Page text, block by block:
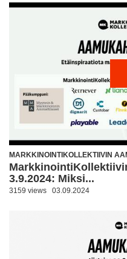
MARKKINOINTIKOLLEKTIIVIN
3.9.2024: Miksi...
3159 views 03.09.2024